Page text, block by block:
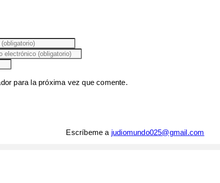
para la próxima vez que comente.
Escríbeme a judiomundo025@gmail.com